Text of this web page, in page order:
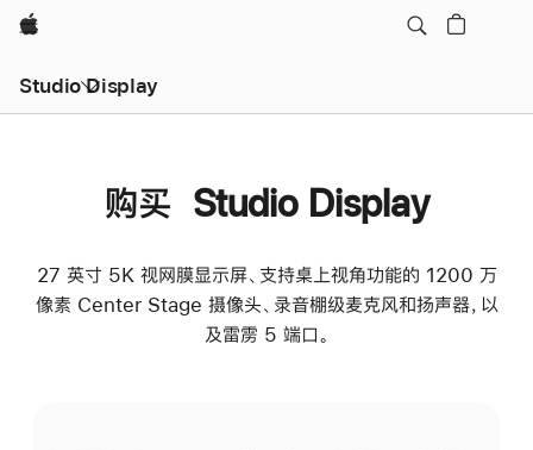
Apple
Studio Display
购买 Studio Display
27 英寸 5K 视网膜显示屏、支持桌上视角功能的 1200 万
像素 Center Stage 摄像头、录音棚级麦克风和扬声器，以
及雷雳 5 端口。